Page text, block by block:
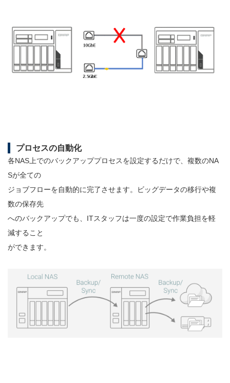
プロセスの自動化
各NAS上でのバックアッププロセスを設定するだけで、複数のNA
Sが全ての
ジョブフローを自動的に完了させます。ビッグデータの移行や複
数の保存先
へのバックアップでも、ITスタッフは一度の設定で作業負担を軽
減すること
ができます。